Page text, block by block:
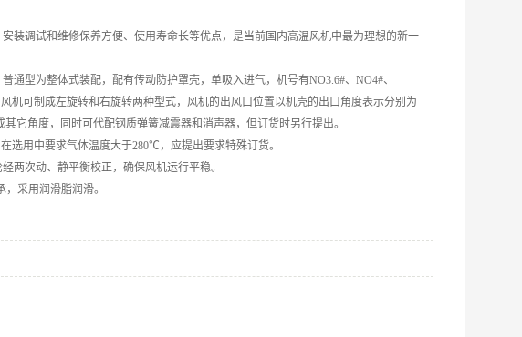
装调试和维修保养方便、使用寿命长等优点，是当前国内高温风机中最为理想的新一
型为整体式装配，配有传动防护罩壳，单吸入进气，机号有NO3.6#、NO4#、
机可制成左旋转和右旋转两种型式，风机的出风口位置以机壳的出口角度表示分别为
其它角度，同时可代配钢质弹簧减震器和消声器，但订货时另行提出。
选用中要求气体温度大于280℃，应提出要求特殊订货。
两次动、静平衡校正，确保风机运行平稳。
采用润滑脂润滑。